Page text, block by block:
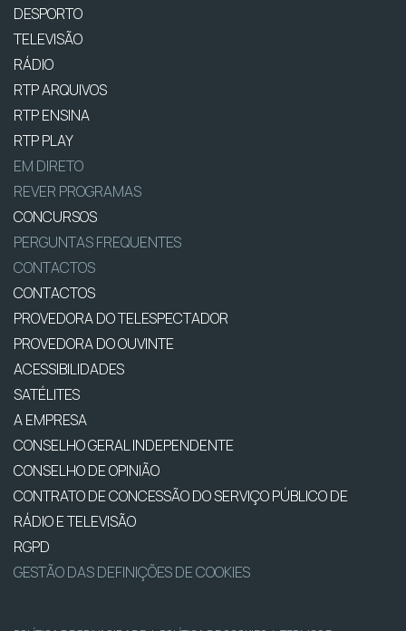
DESPORTO
TELEVISÃO
RÁDIO
RTP ARQUIVOS
RTP ENSINA
RTP PLAY
EM DIRETO
REVER PROGRAMAS
CONCURSOS
PERGUNTAS FREQUENTES
CONTACTOS
CONTACTOS
PROVEDORA DO TELESPECTADOR
PROVEDORA DO OUVINTE
ACESSIBILIDADES
SATÉLITES
A EMPRESA
CONSELHO GERAL INDEPENDENTE
CONSELHO DE OPINIÃO
CONTRATO DE CONCESSÃO DO SERVIÇO PÚBLICO DE
RÁDIO E TELEVISÃO
RGPD
GESTÃO DAS DEFINIÇÕES DE COOKIES